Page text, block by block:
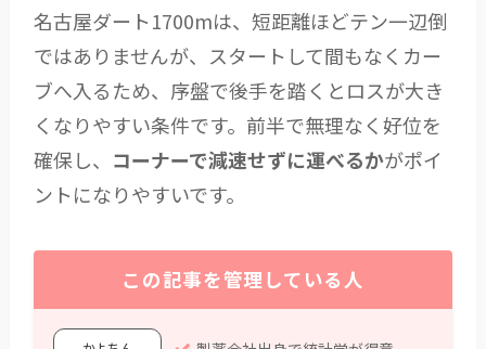
名古屋ダート1700mは、短距離ほどテン一辺倒
ではありませんが、スタートして間もなくカー
ブへ入るため、序盤で後手を踏くとロスが大き
くなりやすい条件です。前半で無理なく好位を
確保し、 コーナーで減速せずに運べるかがポイ
ントになりやすいです。
この記事を管理している人